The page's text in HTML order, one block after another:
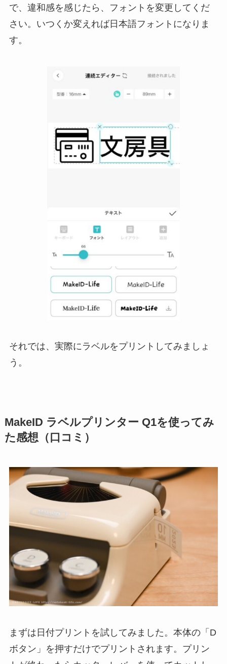
で、違和感を感じたら、フォントを変更してくだ
さい。いつくか変えれば日本語フォントになりま
す。
それでは、実際にラベルをプリントしてみましょ
う。
MakeID ラベルプリンター Q1を使ってみ
た感想（口コミ）
まずは日付プリントを試してみました。本体の「D
ボタン」を押すだけでプリントされます。プリン